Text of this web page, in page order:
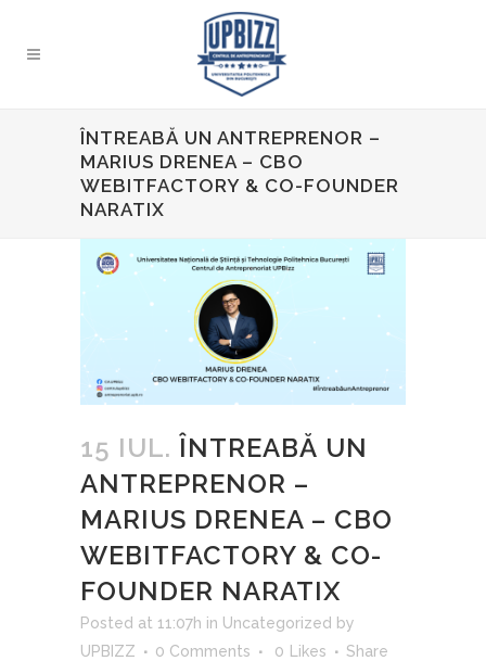
ÎNTREABĂ UN ANTREPRENOR –
MARIUS DRENEA – CBO
WEBITFACTORY & CO-FOUNDER
NARATIX
15 IUL. ÎNTREABĂ UN
ANTREPRENOR –
MARIUS DRENEA – CBO
WEBITFACTORY & CO-
FOUNDER NARATIX
Posted at 11:07h in Uncategorized by
UPBIZZ
0 Comments 0 Likes Share